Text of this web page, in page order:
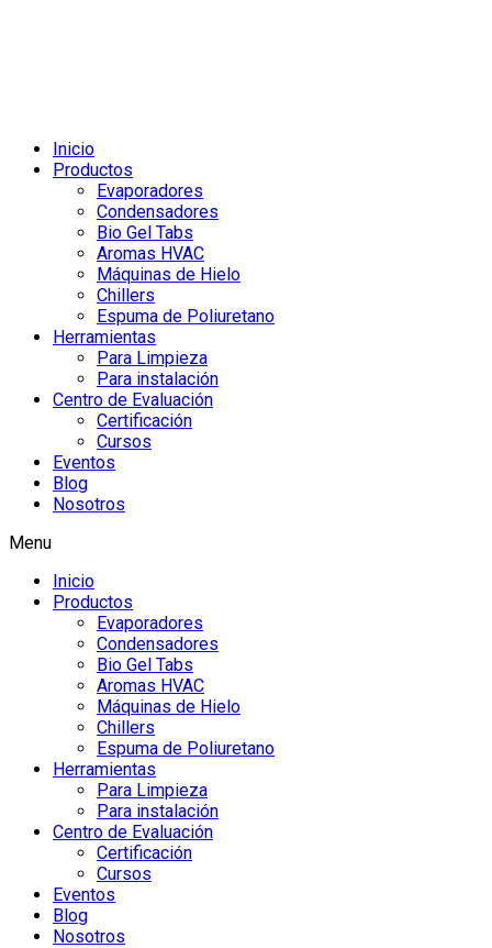
Inicio
Productos
Evaporadores
Condensadores
Bio Gel Tabs
Aromas HVAC
Máquinas de Hielo
Chillers
Espuma de Poliuretano
Herramientas
Para Limpieza
Para instalación
Centro de Evaluación
Certificación
Cursos
Eventos
Blog
Nosotros
Menu
Inicio
Productos
Evaporadores
Condensadores
Bio Gel Tabs
Aromas HVAC
Máquinas de Hielo
Chillers
Espuma de Poliuretano
Herramientas
Para Limpieza
Para instalación
Centro de Evaluación
Certificación
Cursos
Eventos
Blog
Nosotros